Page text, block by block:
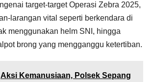
target-target Operasi Zebra 2025,
larangan vital seperti berkendara di
menggunakan helm SNI, hingga
brong yang mengganggu ketertiban.
Aksi Kemanusiaan, Polsek Sepang